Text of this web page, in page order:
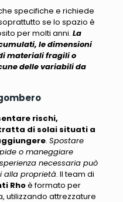
specifiche e richiede
se lo spazio è
per molti anni. La
le dimensioni
materiali fragili o
delle variabili da
rischi,
di solai situati a
. Spostare
o maneggiare
necessaria può
alla proprietà. Il team di
Rhoè formato per
utilizzando attrezzature